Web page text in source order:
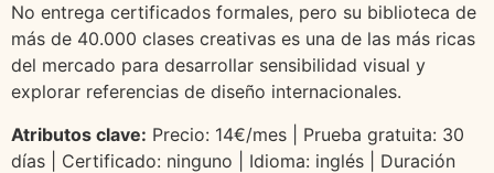
No entrega certificados formales, pero su biblioteca de
más de 40.000 clases creativas es una de las más ricas
del mercado para desarrollar sensibilidad visual y
explorar referencias de diseño internacionales.
Atributos clave: Precio: 14€/mes | Prueba gratuita: 30
días | Certificado: ninguno | Idioma: inglés | Duración